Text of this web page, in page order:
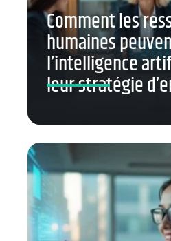
Comment les
humaines
l’intelligence
leur stratégie